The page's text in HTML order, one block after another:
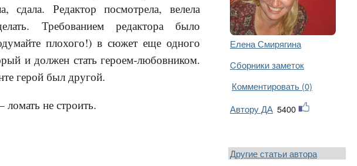
сдала. Редактор посмотрела, велела
Требованием редактора было
плохого!) в сюжет еще одного
и должен стать героем-любовником.
герой был другой.
не строить.
Елена Смирягина
Cборники заметок
Комментировать (0)
Автору ДА 5400
Другие статьи автора